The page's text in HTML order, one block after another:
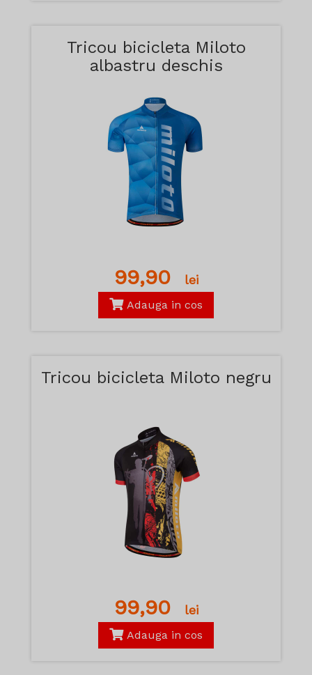
Tricou bicicleta Miloto
albastru deschis
99,90 lei
Adauga in cos
Tricou bicicleta Miloto negru
99,90 lei
Adauga in cos